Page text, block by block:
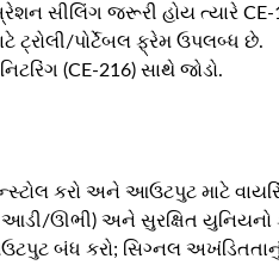
સીલિંગ જરૂરી હોય ત્યારે
ટ્રોલી/પોર્ટેબલ ફ્રેમ ઉપલબ્ધ છે.
(CE-216) સાથે જોડો.
કરો અને આઉટપુટ માટે
ઊભી) અને સુરક્ષિત યુનિયનો
બંધ કરો; સિગ્નલ અખંડિતતાનું